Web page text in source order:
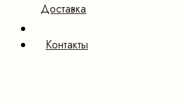
Доставка
Контакты